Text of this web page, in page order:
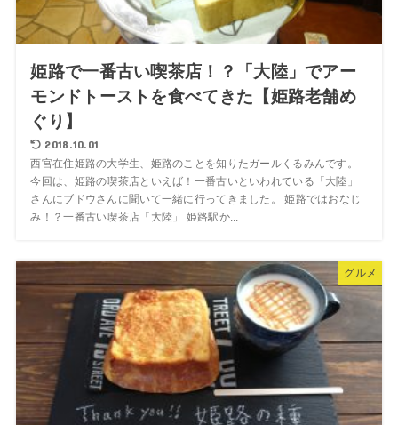
姫路で一番古い喫茶店！？「大陸」でアー
モンドトーストを食べてきた【姫路老舗め
ぐり】
2018.10.01
西宮在住姫路の大学生、姫路のことを知りたガールくるみんです。
今回は、姫路の喫茶店といえば！一番古いといわれている「大陸」
さんにブドウさんに聞いて一緒に行ってきました。 姫路ではおなじ
み！？一番古い喫茶店「大陸」 姫路駅か...
グルメ